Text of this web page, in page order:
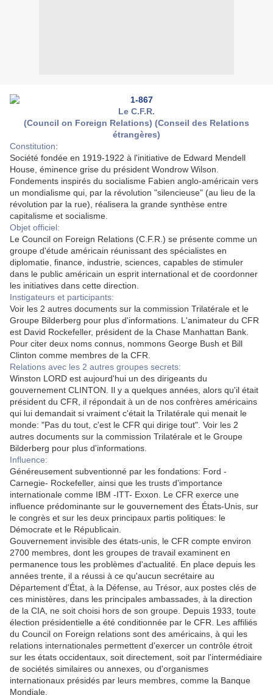
Le C.F.R.
(Council on Foreign Relations) (Conseil des Relations
étrangères)
Constitution:
Société fondée en 1919-1922 à l'initiative de Edward Mendell
House, éminence grise du président Wondrow Wilson.
Fondements inspirés du socialisme Fabien anglo-américain vers
un mondialisme qui, par la révolution "silencieuse" (au lieu de la
révolution par la rue), réalisera la grande synthèse entre
capitalisme et socialisme.
Objet officiel:
Le Council on Foreign Relations (C.F.R.) se présente comme un
groupe d'étude américain réunissant des spécialistes en
diplomatie, finance, industrie, sciences, capables de stimuler
dans le public américain un esprit international et de coordonner
les initiatives dans cette direction.
Instigateurs et participants:
Voir les 2 autres documents sur la commission Trilatérale et le
Groupe Bilderberg pour plus d'informations. L'animateur du CFR
est David Rockefeller, président de la Chase Manhattan Bank.
Pour citer deux noms connus, nommons George Bush et Bill
Clinton comme membres de la CFR.
Relations avec les 2 autres groupes secrets:
Winston LORD est aujourd'hui un des dirigeants du
gouvernement CLINTON. Il y a quelques années, alors qu'il était
président du CFR, il répondait à un de nos confrères américains
qui lui demandait si vraiment c'était la Trilatérale qui menait le
monde: "Pas du tout, c'est le CFR qui dirige tout". Voir les 2
autres documents sur la commission Trilatérale et le Groupe
Bilderberg pour plus d'informations.
Influence:
Généreusement subventionné par les fondations: Ford -
Carnegie- Rockefeller, ainsi que les trusts d'importance
internationale comme IBM -ITT- Exxon. Le CFR exerce une
influence prédominante sur le gouvernement des États-Unis, sur
le congrès et sur les deux principaux partis politiques: le
Démocrate et le Républicain.
Gouvernement invisible des états-unis, le CFR compte environ
2700 membres, dont les groupes de travail examinent en
permanence tous les problèmes d'actualité. En place depuis les
années trente, il a réussi à ce qu'aucun secrétaire au
Département d'État, à la Défense, au Trésor, aux postes clés de
ces ministères, dans les principales ambassades, à la direction
de la CIA, ne soit choisi hors de son groupe. Depuis 1933, toute
élection présidentielle a été conditionnée par le CFR. Les affiliés
du Council on Foreign relations sont des américains, à qui les
relations internationales permettent d'exercer un contrôle étroit
sur les états occidentaux, soit directement, soit par l'intermédiaire
de sociétés similaires ou annexes, ou d'organismes
internationaux présidés par leurs membres, comme la Banque
Mondiale.